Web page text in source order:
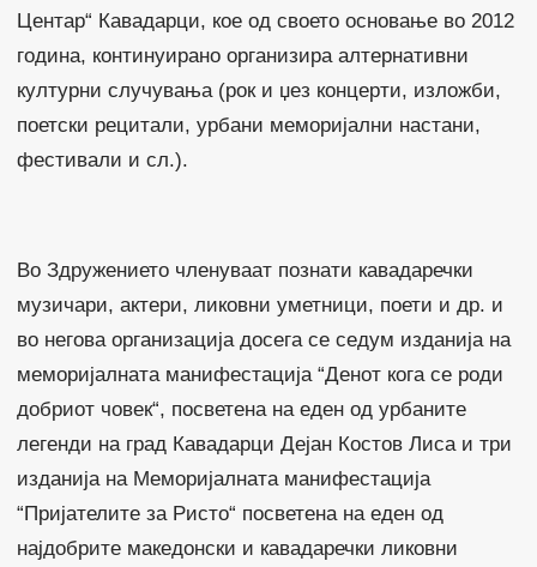
Центар“ Кавадарци, кое од своето основање во 2012
година, континуирано организира алтернативни
културни случувања (рок и џез концерти, изложби,
поетски рецитали, урбани меморијални настани,
фестивали и сл.).
Во Здружението членуваат познати кавадаречки
музичари, актери, ликовни уметници, поети и др. и
во негова организација досега се седум изданија на
меморијалната манифестација “Денот кога се роди
добриот човек“, посветена на еден од урбаните
легенди на град Кавадарци Дејан Костов Лиса и три
изданија на Меморијалната манифестација
“Пријателите за Ристо“ посветена на еден од
најдобрите македонски и кавадаречки ликовни